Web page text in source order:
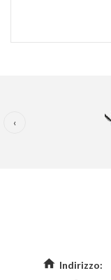
‹
Indirizzo: